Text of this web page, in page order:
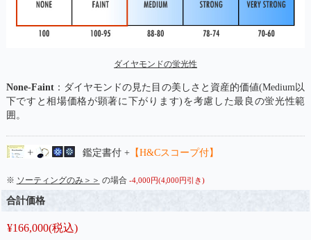
ダイヤモンドの蛍光性
None-Faint：ダイヤモンドの見た目の美しさと資産的価値(Medium以
下ですと相場価格が顕著に下がります)を考慮した最良の蛍光性範
囲。
鑑定書付 +【H&Cスコープ付】
※ ソーティングのみ＞＞ の場合 -4,000円(4,000円引き)
合計価格
¥166,000(税込)